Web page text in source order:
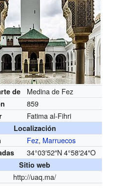
de Medina de Fez
859
Fatima al-Fihri
Localización
Fez, Marruecos
34°03′52″N 4°58′24″O
Sitio web
http://uaq.ma/